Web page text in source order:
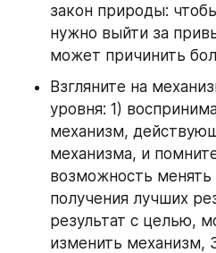
закон природы:
нужно выйти за
может причинить
Взгляните на
уровня: 1)
механизм,
механизма, и
возможность
получения лучших
результат с целью,
изменить механизм,